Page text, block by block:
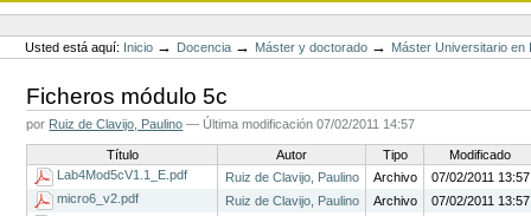
Herramientas
Personales
Usted está aquí: Inicio → Docencia → Máster y doctorado → Máster Universitario en
Ficheros módulo 5c
por Ruiz de Clavijo, Paulino — Última modificación 07/02/2011 14:57
Título Autor Tipo
Modificado
Lab4Mod5cV1.1_E.pdf
Ruiz de Clavijo, Paulino Archivo
07/02/2011 13:57
micro6_v2.pdf
Ruiz de Clavijo, Paulino Archivo
07/02/2011 13:57